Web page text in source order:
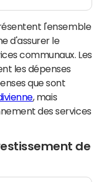
l'ensemble
d'assurer le
communaux. Les
les dépenses
que sont
, mais
des services
de